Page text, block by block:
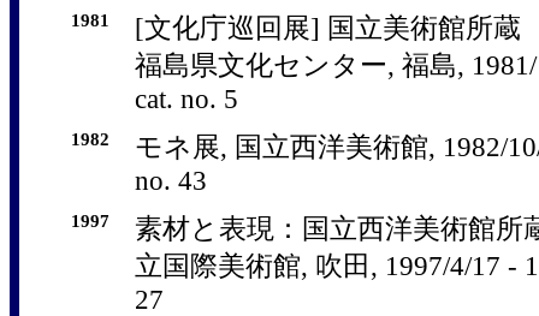
1981
[文化庁巡回展] 国立美術館所
福島県文化センター, 福島,
cat. no. 5
1982
モネ展, 国立西洋美術館, 1982/
no. 43
1997
素材と表現：国立西洋美術館所
立国際美術館, 吹田, 1997/4/17 -
27